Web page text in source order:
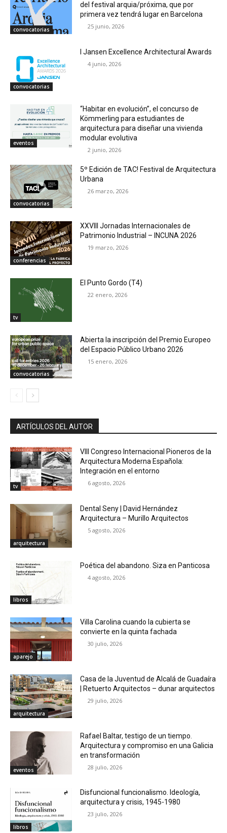
convocatorias
del festival arquia/próxima, que por
primera vez tendrá lugar en Barcelona
25 junio, 2026
convocatorias
I Jansen Excellence Architectural Awards
4 junio, 2026
eventos
“Habitar en evolución”, el concurso de
Kömmerling para estudiantes de
arquitectura para diseñar una vivienda
modular evolutiva
2 junio, 2026
convocatorias
5º Edición de TAC! Festival de Arquitectura
Urbana
26 marzo, 2026
conferencias
XXVIII Jornadas Internacionales de
Patrimonio Industrial – INCUNA 2026
19 marzo, 2026
tv
El Punto Gordo (T4)
22 enero, 2026
convocatorias
Abierta la inscripción del Premio Europeo
del Espacio Público Urbano 2026
15 enero, 2026
ARTÍCULOS DEL AUTOR
tv
VIII Congreso Internacional Pioneros de la
Arquitectura Moderna Española:
Integración en el entorno
6 agosto, 2026
arquitectura
Dental Seny | David Hernández
Arquitectura – Murillo Arquitectos
5 agosto, 2026
libros
Poética del abandono. Siza en Panticosa
4 agosto, 2026
aparejo
Villa Carolina cuando la cubierta se
convierte en la quinta fachada
30 julio, 2026
arquitectura
Casa de la Juventud de Alcalá de Guadaíra
| Retuerto Arquitectos – dunar arquitectos
29 julio, 2026
eventos
Rafael Baltar, testigo de un tiempo.
Arquitectura y compromiso en una Galicia
en transformación
28 julio, 2026
libros
Disfuncional funcionalismo. Ideología,
arquitectura y crisis, 1945-1980
23 julio, 2026